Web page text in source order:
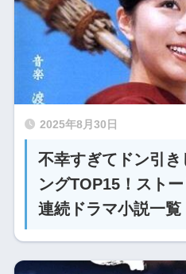
2025年8月30日
不幸すぎてドン引
ングTOP15！スト
連続ドラマ小説一覧